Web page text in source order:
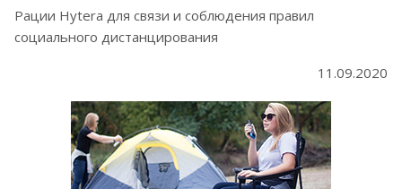
Рации Hytera для связи и соблюдения правил
социального дистанцирования
11.09.2020